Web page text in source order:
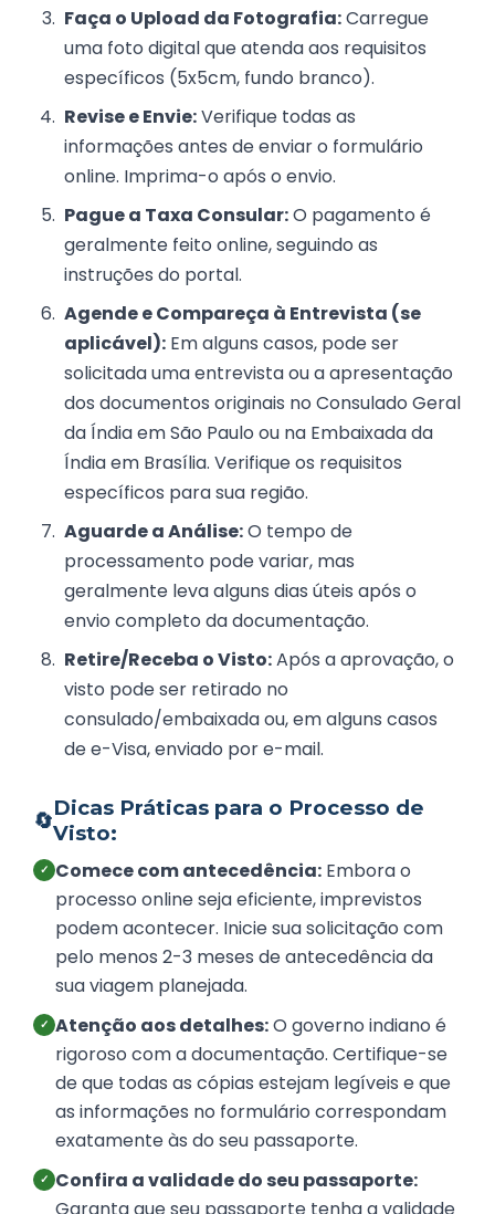
Faça o Upload da Fotografia:Carregue
uma foto digital que atenda aos requisitos
específicos (5x5cm, fundo branco).
Revise e Envie:Verifique todas as
informações antes de enviar o formulário
online. Imprima-o após o envio.
Pague a Taxa Consular:O pagamento é
geralmente feito online, seguindo as
instruções do portal.
Agende e Compareça à Entrevista (se
aplicável): Em alguns casos, pode ser
solicitada uma entrevista ou a apresentação
dos documentos originais no Consulado Geral
da Índia em São Paulo ou na Embaixada da
Índia em Brasília. Verifique os requisitos
específicos para sua região.
Aguarde a Análise:O tempo de
processamento pode variar, mas
geralmente leva alguns dias úteis após o
envio completo da documentação.
Retire/Receba o Visto:Após a aprovação, o
visto pode ser retirado no
consulado/embaixada ou, em alguns casos
de e-Visa, enviado por e-mail.
🔄Dicas Práticas para o Processo de
Visto:
✓ Comece com antecedência: Embora o
processo online seja eficiente, imprevistos
podem acontecer. Inicie sua solicitação com
pelo menos 2-3 meses de antecedência da
sua viagem planejada.
✓ Atenção aos detalhes:O governo indiano é
rigoroso com a documentação. Certifique-se
de que todas as cópias estejam legíveis e que
as informações no formulário correspondam
exatamente às do seu passaporte.
✓ Confira a validade do seu passaporte: